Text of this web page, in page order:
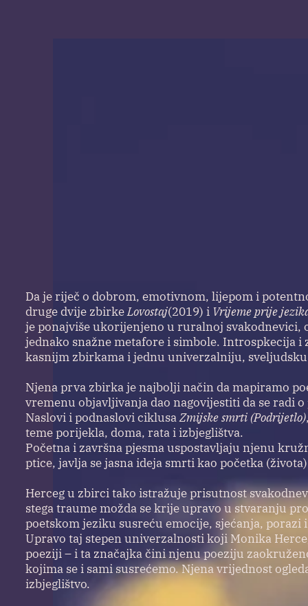
Da je riječ o dobrom, emotivnom, lijepom i
druge dvije zbirkeLovostaj(2019) i Vrijeme prije
je ponajviše ukorijenjeno u ruralnoj svakodnevici,
jednako snažne metafore i simbole. Introspkecija
kasnijm zbirkama i jednu univerzalniju,
Njena prva zbirka je najbolji način da mapiramo
vremenu objavljivanja dao nagovijestiti da se
Naslovi i podnaslovi ciklusaZmijske smrti (Podrijetlo)
teme porijekla, doma, rata i izbjeglištva.
Početna i završna pjesma uspostavljaju njenu
ptice, javlja se jasna ideja smrti kao početka
Herceg u zbirci tako istražuje prisutnost
stega traume možda se krije upravo u stvaranju
poetskom jeziku susreću emocije, sjećanja,
Upravo taj stepen univerzalnosti koji Monika
poeziji – i ta značajka čini njenu poeziju
kojima se i sami susrećemo. Njena vrijednost
izbjeglištvo.